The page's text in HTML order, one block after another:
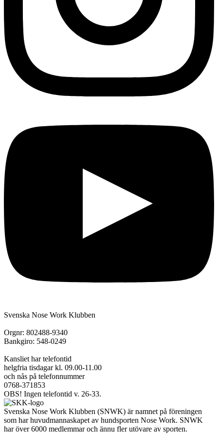
Svenska Nose Work Klubben
Orgnr: 802488-9340
Bankgiro: 548-0249
Kansliet har telefontid
helgfria tisdagar kl. 09.00-11.00
och nås på telefonnummer
0768-371853
OBS! Ingen telefontid v. 26-33.
Svenska Nose Work Klubben (SNWK) är namnet på föreningen
som har huvudmannaskapet av hundsporten Nose Work. SNWK
har över 6000 medlemmar och ännu fler utövare av sporten.